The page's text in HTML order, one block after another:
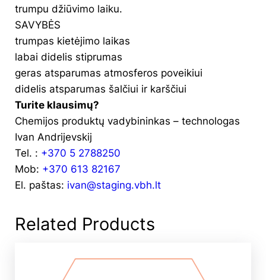
trumpu džiūvimo laiku.
SAVYBĖS
trumpas kietėjimo laikas
labai didelis stiprumas
geras atsparumas atmosferos poveikiui
didelis atsparumas šalčiui ir karščiui
Turite klausimų?
Chemijos produktų vadybininkas – technologas
Ivan Andrijevskij
Tel. : +370 5 2788250
Mob: +370 613 82167
El. paštas: ivan@staging.vbh.lt
Related Products